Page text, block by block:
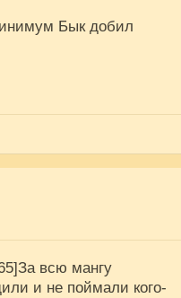
Бык добил
всю мангу
и не поймали кого-